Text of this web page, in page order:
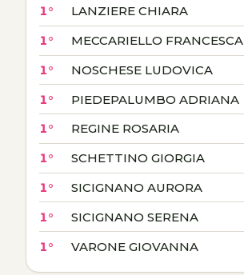
1° LANZIERE CHIARA
1° MECCARIELLO FRANCESCA
1° NOSCHESE LUDOVICA
1° PIEDEPALUMBO ADRIANA
1° REGINE ROSARIA
1° SCHETTINO GIORGIA
1° SICIGNANO AURORA
1° SICIGNANO SERENA
1° VARONE GIOVANNA